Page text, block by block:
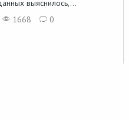
выяснилось,...
1668 0